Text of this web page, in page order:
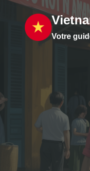
contenu
Votre